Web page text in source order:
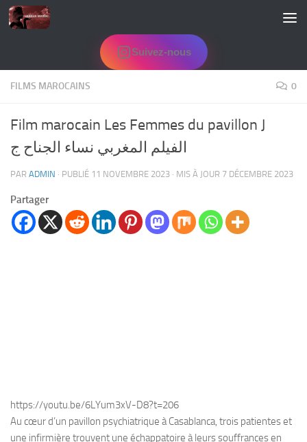
Skip to content
Suivez-nous
FILMS MAROCAINS 0
Film marocain Les Femmes du pavillon J
الفيلم المغربي نساء الجناح ج
PAR ADMIN · PUBLIÉ 11 NOVEMBRE 2023 · MIS À JOUR 7 DÉCEMBRE 2023
Partager
https://youtu.be/6LYum3xV-D8?t=206
Au cœur d’un pavillon psychiatrique à Casablanca, trois patientes et
une infirmière trouvent une échappatoire à leurs souffrances en